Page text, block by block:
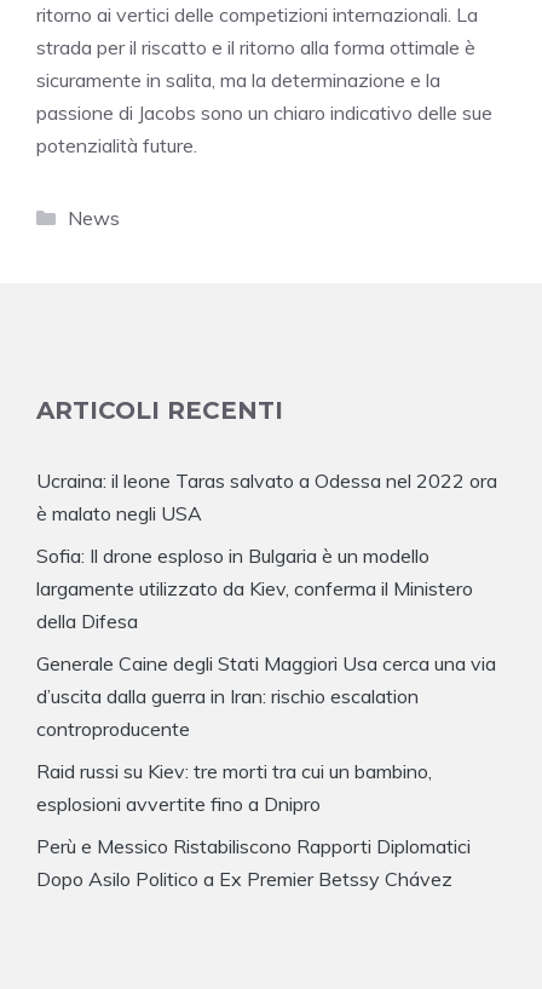
ritorno ai vertici delle competizioni internazionali. La
strada per il riscatto e il ritorno alla forma ottimale è
sicuramente in salita, ma la determinazione e la
passione di Jacobs sono un chiaro indicativo delle sue
potenzialità future.
Categorie
News
ARTICOLI RECENTI
Ucraina: il leone Taras salvato a Odessa nel 2022 ora
è malato negli USA
Sofia: Il drone esploso in Bulgaria è un modello
largamente utilizzato da Kiev, conferma il Ministero
della Difesa
Generale Caine degli Stati Maggiori Usa cerca una via
d’uscita dalla guerra in Iran: rischio escalation
controproducente
Raid russi su Kiev: tre morti tra cui un bambino,
esplosioni avvertite fino a Dnipro
Perù e Messico Ristabiliscono Rapporti Diplomatici
Dopo Asilo Politico a Ex Premier Betssy Chávez